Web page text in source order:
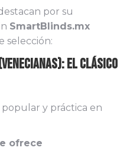
por su
SmartBlinds.mx
selección:
El Clásico
y práctica en
ofrece